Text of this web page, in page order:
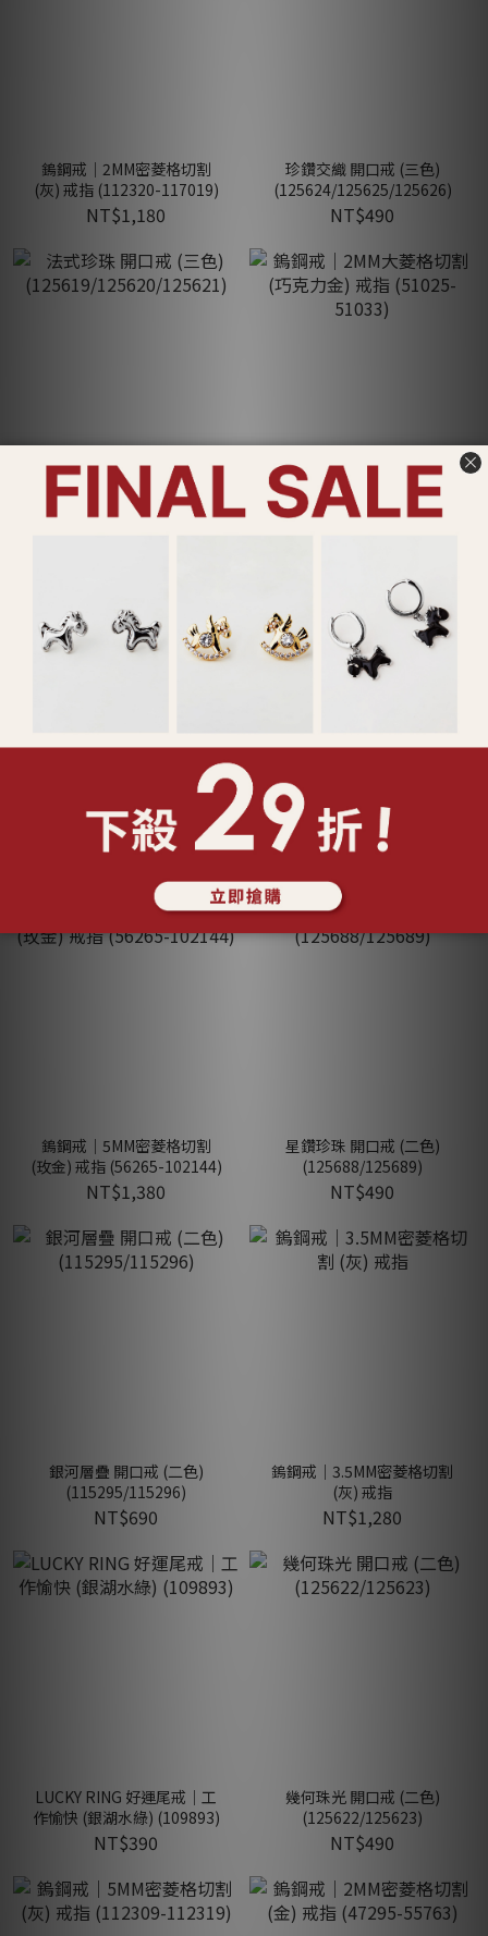
鎢鋼戒｜2MM密菱格切割
(灰) 戒指 (112320-117019)
NT$1,180
珍鑽交織 開口戒 (三色)
(125624/125625/125626)
NT$490
法式珍珠 開口戒 (三色)
(125619/125620/125621)
鎢鋼戒｜2MM大菱格切割
(巧克力金) 戒指 (51025-
LUCKY RING 好運尾戒｜遠
離負能量 (銀橘) (109851)
鎢鋼戒｜2MM密菱格切割
(巧克力金) 戒指 (47305-
鎢鋼戒｜5MM密菱格切割
(玫金) 戒指 (56265-102144)
NT$1,380
星鑽珍珠 開口戒 (二色)
(125688/125689)
NT$490
銀河層疊 開口戒 (二色)
(115295/115296)
NT$690
鎢鋼戒｜3.5MM密菱格切割
(灰) 戒指
NT$1,280
LUCKY RING 好運尾戒｜工
作愉快 (銀湖水綠) (109893)
NT$390
幾何珠光 開口戒 (二色)
(125622/125623)
NT$490